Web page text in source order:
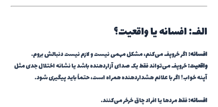
الف: افسانه یا واقعیت؟
افسانه:اگر خروپف می‌کنم، مشکل مهمی نیست و لازم نیست دنبالش بروم.
واقعیت:خروپف می‌تواند فقط یک صدای آزاردهنده باشد یا نشانه اختلال جدی مثل
آپنه خواب! اگر با علائم هشداردهنده همراه است، حتماً باید پیگیری شود.
افسانه:فقط مردها یا افراد چاق خرخر می‌کنند.